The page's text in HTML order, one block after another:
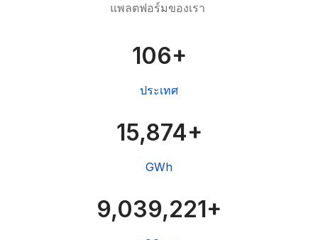
แพลตฟอร์มของเรา
107+
ประเทศ
16,047+
GWh
9,039,394+